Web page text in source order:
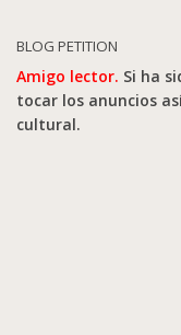
BLOG PETITION
Amigo lector. Si ha
tocar los anuncios
cultural.